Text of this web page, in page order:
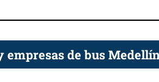
empresas de bus